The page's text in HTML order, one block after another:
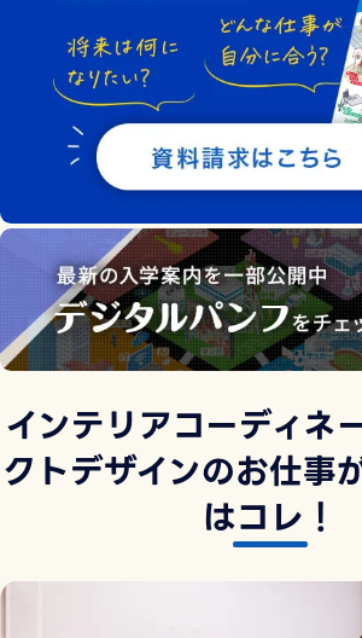
インテリアコーディネ
クトデザインのお仕事
はコレ！